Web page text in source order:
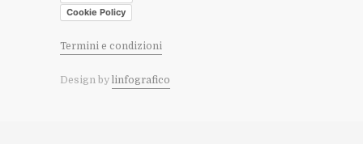
Cookie Policy
Termini e condizioni
Design by linfografico